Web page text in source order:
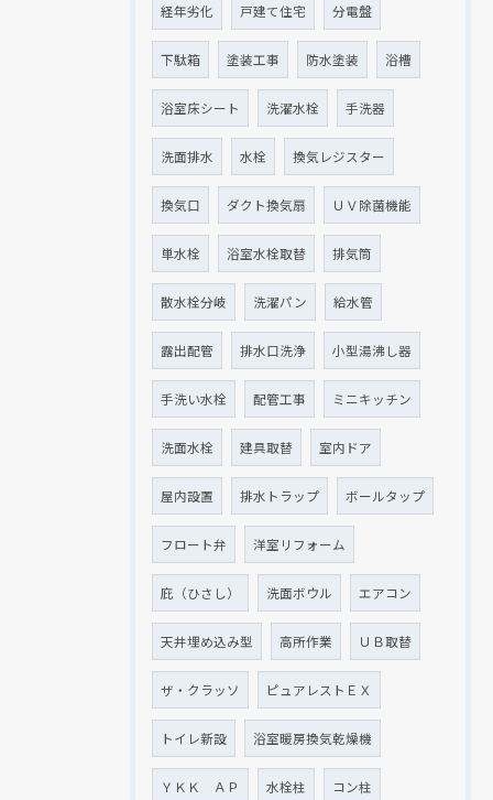
経年劣化 戸建て住宅 分電盤
下駄箱 塗装工事 防水塗装 浴槽
浴室床シート 洗濯水栓 手洗器
洗面排水 水栓 換気レジスター
換気口 ダクト換気扇 ＵＶ除菌機能
単水栓 浴室水栓取替 排気筒
散水栓分岐 洗濯パン 給水管
露出配管 排水口洗浄 小型湯沸し器
手洗い水栓 配管工事 ミニキッチン
洗面水栓 建具取替 室内ドア
屋内設置 排水トラップ ボールタップ
フロート弁 洋室リフォーム
庇（ひさし） 洗面ボウル エアコン
天井埋め込み型 高所作業 ＵＢ取替
ザ・クラッソ ピュアレストＥＸ
トイレ新設 浴室暖房換気乾燥機
ＹＫＫ ＡＰ 水栓柱 コン柱